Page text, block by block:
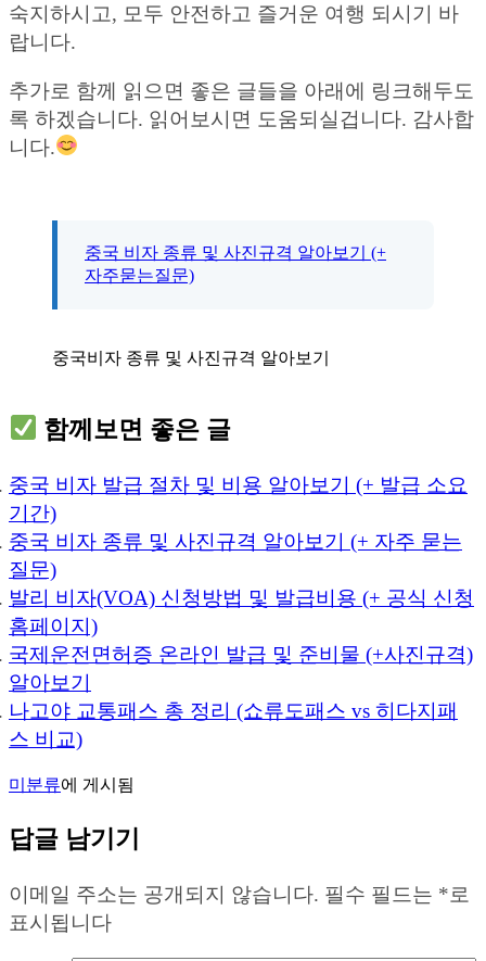
숙지하시고, 모두 안전하고 즐거운 여행 되시기 바
랍니다.
추가로 함께 읽으면 좋은 글들을 아래에 링크해두도
록 하겠습니다. 읽어보시면 도움되실겁니다. 감사합
니다.
중국 비자 종류 및 사진규격 알아보기 (+
자주묻는질문)
중국비자 종류 및 사진규격 알아보기
함께보면 좋은 글
중국 비자 발급 절차 및 비용 알아보기 (+ 발급 소요
기간)
중국 비자 종류 및 사진규격 알아보기 (+ 자주 묻는
질문)
발리 비자(VOA) 신청방법 및 발급비용 (+ 공식 신청
홈페이지)
국제운전면허증 온라인 발급 및 준비물 (+사진규격)
알아보기
나고야 교통패스 총 정리 (쇼류도패스 vs 히다지패
스 비교)
미분류에 게시됨
답글 남기기
이메일 주소는 공개되지 않습니다. 필수 필드는 *로
표시됩니다